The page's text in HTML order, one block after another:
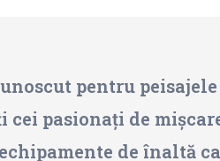
pentru
pasionați de
de înaltă